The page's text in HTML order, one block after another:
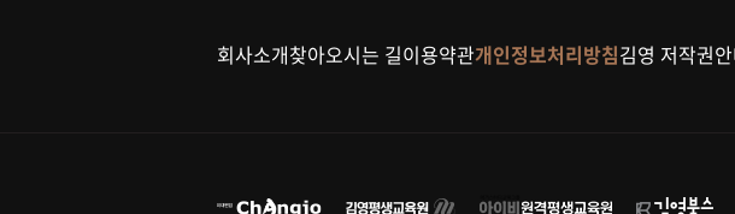
회사소개찾아오시는 길이용약관개인정보처리방침김영 저작권